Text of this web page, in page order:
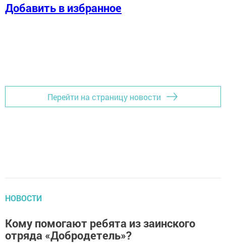
Добавить в избранное
Перейти на страницу новости
НОВОСТИ
Кому помогают ребята из заинского
отряда «Добродетель»?